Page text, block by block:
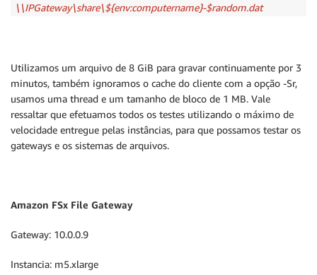
\\IPGateway\share\${env:computername}-$random.dat
Utilizamos um arquivo de 8 GiB para gravar continuamente por 3
minutos, também ignoramos o cache do cliente com a opção -Sr,
usamos uma thread e um tamanho de bloco de 1 MB. Vale
ressaltar que efetuamos todos os testes utilizando o máximo de
velocidade entregue pelas instâncias, para que possamos testar os
gateways e os sistemas de arquivos.
Amazon FSx File Gateway
Gateway: 10.0.0.9
Instancia: m5.xlarge